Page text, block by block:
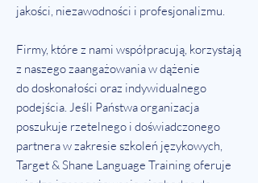
jakości, niezawodności i profesjonalizmu.
Firmy, które z nami współpracują, korzystają
z naszego zaangażowania w dążenie
do doskonałości oraz indywidualnego
podejścia. Jeśli Państwa organizacja
poszukuje rzetelnego i doświadczonego
partnera w zakresie szkoleń językowych,
Target & Shane Language Training oferuje